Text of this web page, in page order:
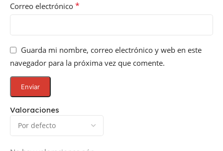
Valoraciones
Correo electrónico *
Guarda mi nombre, correo electrónico y web en este
navegador para la próxima vez que comente.